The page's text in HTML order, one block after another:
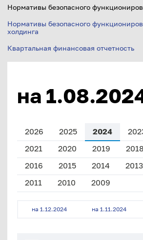
Нормативы безопасного
Нормативы безопасного
холдинга
Квартальная финансовая отчетность
на
2026 2025 2024
2021
2020 2019 2018
2016
2015 2014 2013
2011
2010 2009
на 1.12.2024 на 1.11.2024